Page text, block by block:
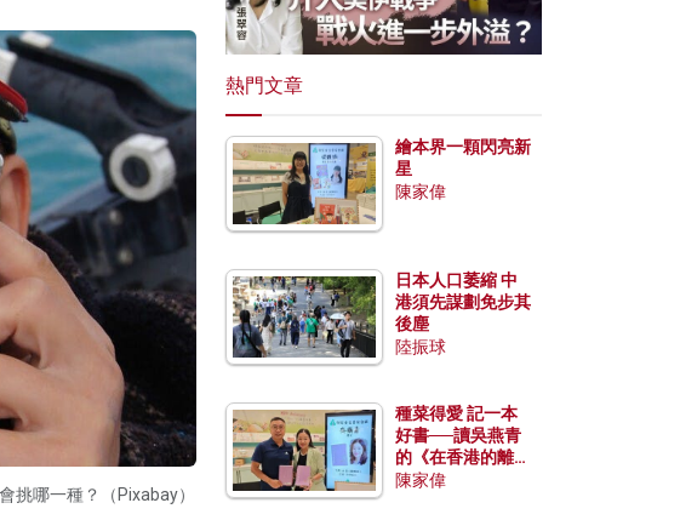
挑哪一種？（Pixabay）
熱門文章
繪本界一顆閃亮新
星
陳家偉
日本人口萎縮 中
港須先謀劃免步其
後塵
陸振球
種菜得愛 記一本
好書──讀吳燕青
的《在香港的離島
種菜》
陳家偉